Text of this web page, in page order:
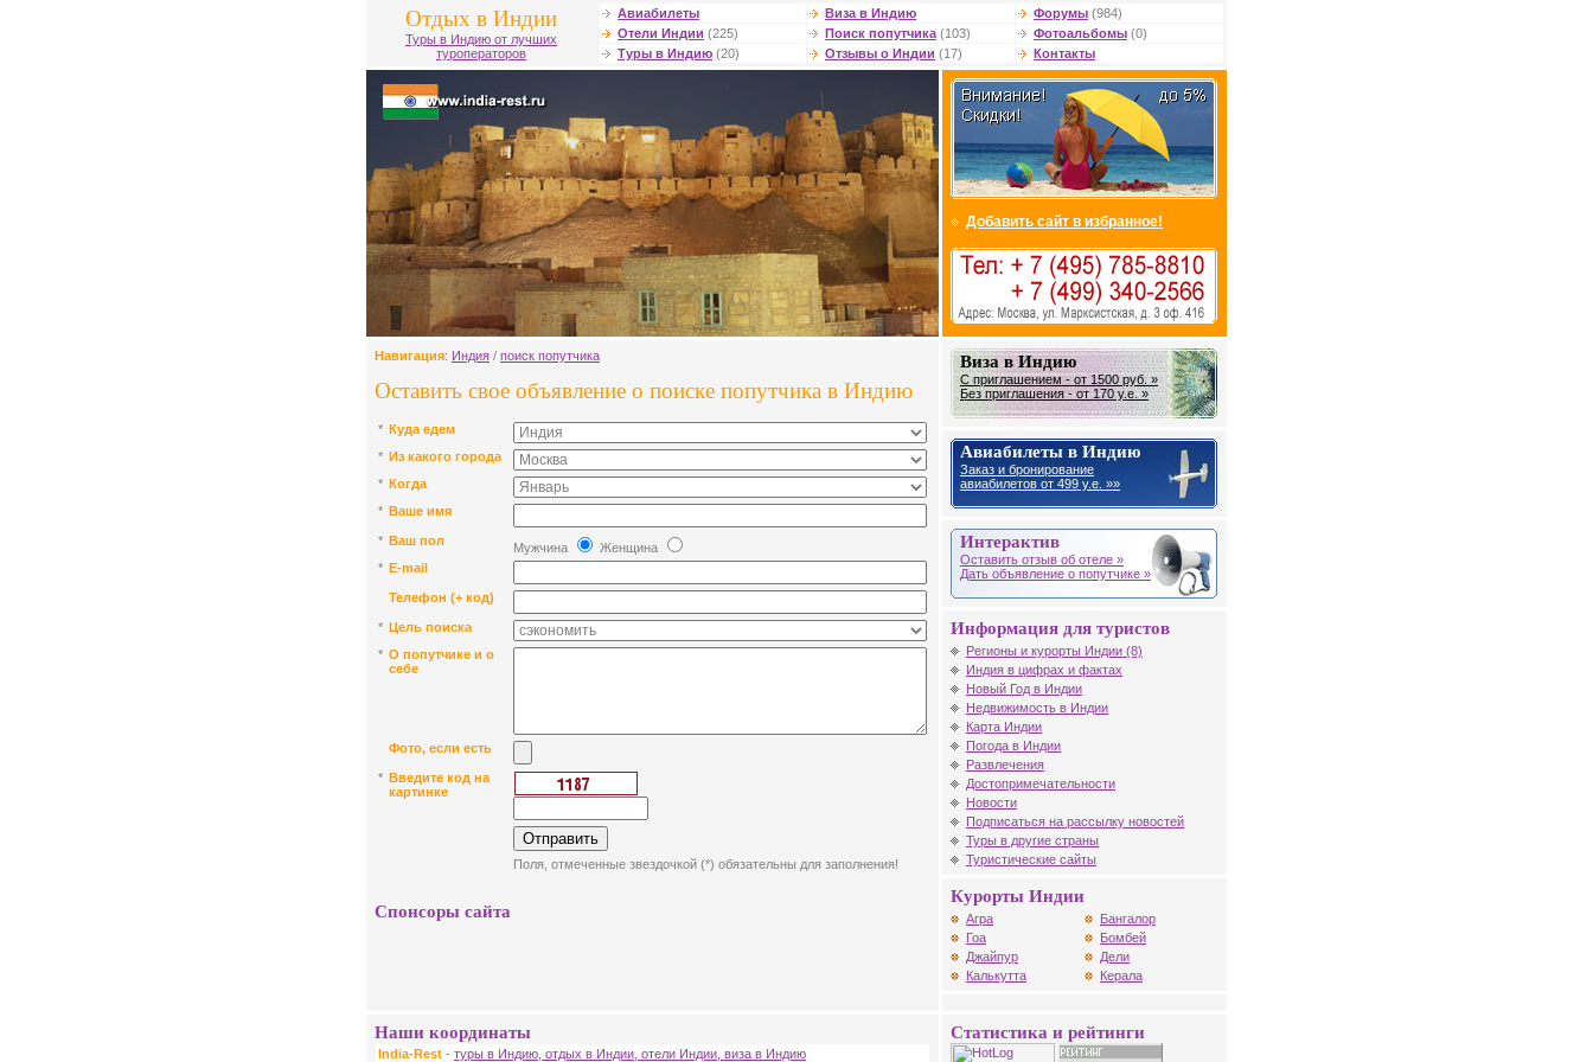
Отдых в Индии
Туры в Индию от лучших
туроператоров
Авиабилеты Виза в Индию Форумы (984)
Отели Индии (225) Поиск попутчика (103) Фотоальбомы (0)
Туры в Индию (20) Отзывы о Индии (17) Контакты
Добавить сайт в избранное!
Навигация: Индия / поиск попутчика
Оставить свое объявление о поиске попутчика в Индию
* Куда едем
* Из какого города
* Когда
* Ваше имя
* Ваш пол Мужчина
Женщина
* Е-mail
Телефон (+ код)
* Цель поиска
* О попутчике и о
себе
Фото, если есть
* Введите код на
картинке
Поля, отмеченные звездочкой (*) обязательны для заполнения!
Спонсоры сайта
Виза в Индию
С приглашением - от 1500 руб. »
Без приглашения - от 170 у.е. »
Авиабилеты в Индию
Заказ и бронирование
авиабилетов от 499 у.е. »»
Интерактив
Оставить отзыв об отеле »
Дать объявление о попутчике »
Информация для туристов
Регионы и курорты Индии (8)
Индия в цифрах и фактах
Новый Год в Индии
Недвижимость в Индии
Карта Индии
Погода в Индии
Развлечения
Достопримечательности
Новости
Подписаться на рассылку новостей
Туры в другие страны
Туристические сайты
Курорты Индии
Агра
Гоа
Джайпур
Калькутта
Бангалор
Бомбей
Дели
Керала
Наши координаты
India-Rest - туры в Индию, отдых в Индии, отели Индии, виза в Индию
Статистика и рейтинги